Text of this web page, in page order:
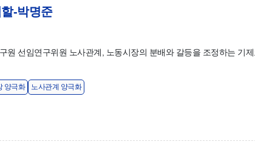
-박명준
선임연구위원 노사관계, 노동시장의 분배와 갈등을 조정하는 기제
양극화
노사관계 양극화